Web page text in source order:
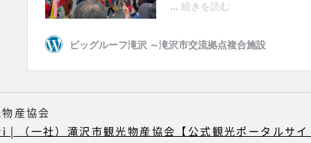
産協会
| （一社）滝沢市観光物産協会【公式観光ポータルサ